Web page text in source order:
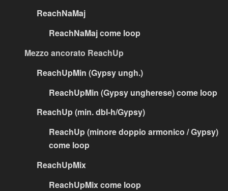
ReachNaMaj
ReachNaMaj come loop
Mezzo ancorato ReachUp
ReachUpMin (Gypsy ungh.)
ReachUpMin (Gypsy ungherese) come loop
ReachUp (min. dbl-h/Gypsy)
ReachUp (minore doppio armonico / Gypsy)
come loop
ReachUpMix
ReachUpMix come loop